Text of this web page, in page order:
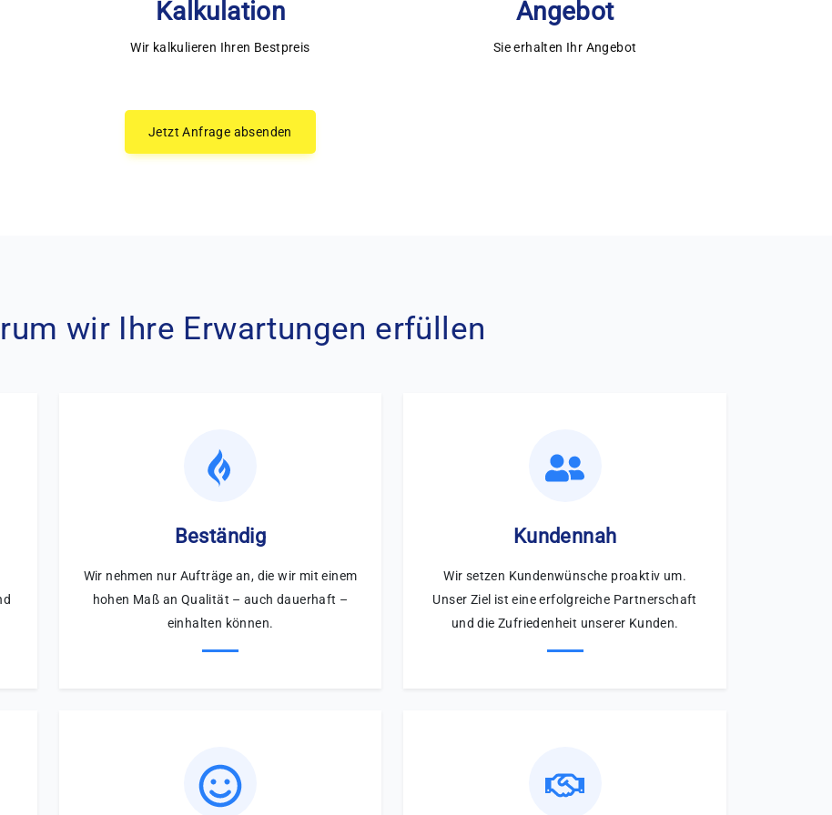
Kalkulation
Wir kalkulieren Ihren Bestpreis
Angebot
Sie erhalten Ihr Angebot
Jetzt Anfrage absenden
wir Ihre Erwartungen erfüllen
Beständig
Wir nehmen nur Aufträge an, die wir mit einem
hohen Maß an Qualität – auch dauerhaft –
einhalten können.
Kundennah
Wir setzen Kundenwünsche proaktiv um.
Unser Ziel ist eine erfolgreiche Partnerschaft
und die Zufriedenheit unserer Kunden.